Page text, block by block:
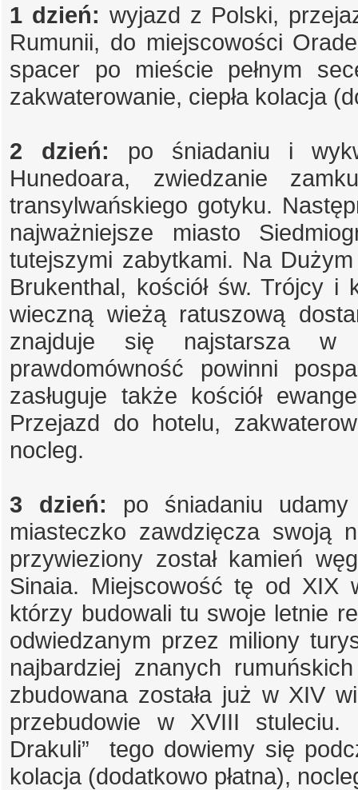
1 dzień: wyjazd z Polski,
Rumunii, do miejscowości
spacer po mieście pełnym
zakwaterowanie, ciepła kolacja
2 dzień: po śniadaniu i
Hunedoara, zwiedzanie
transylwańskiego gotyku.
najważniejsze miasto
tutejszymi zabytkami. Na
Brukenthal, kościół św. Trójcy i
wieczną wieżą ratuszową
znajduje się najstarsza w
prawdomówność powinni
zasługuje także kościół
Przejazd do hotelu,
nocleg.
3 dzień: po śniadaniu
miasteczko zawdzięcza swoją
przywieziony został kamień
Sinaia. Miejscowość tę od XIX
którzy budowali tu swoje letnie
odwiedzanym przez miliony
najbardziej znanych
zbudowana została już w XIV
przebudowie w XVIII stuleciu.
Drakuli” tego dowiemy się
kolacja (dodatkowo płatna),